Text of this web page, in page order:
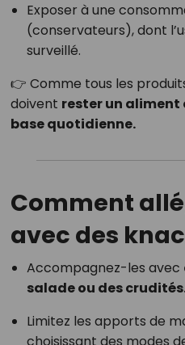
Exposer à une
(conservateurs), dont
surveillé.
👉 Comme tous les
doivent rester un aliment
base quotidienne.
Comment
avec des
Accompagnez-les avec
salade ou des
Limitez les apports de